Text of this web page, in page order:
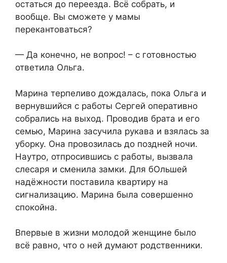
остаться до переезда. Всё собрать, и
вообще. Вы сможете у мамы
перекантоваться?
— Да конечно, не вопрос! – с готовностью
ответила Ольга.
Марина терпеливо дождалась, пока Ольга и
вернувшийся с работы Сергей оперативно
собрались на выход. Проводив брата и его
семью, Марина засучила рукава и взялась за
уборку. Она провозилась до поздней ночи.
Наутро, отпросившись с работы, вызвала
слесаря и сменила замки. Для бОльшей
надёжности поставила квартиру на
сигнализацию. Марина была совершенно
спокойна.
Впервые в жизни молодой женщине было
всё равно, что о ней думают родственники.